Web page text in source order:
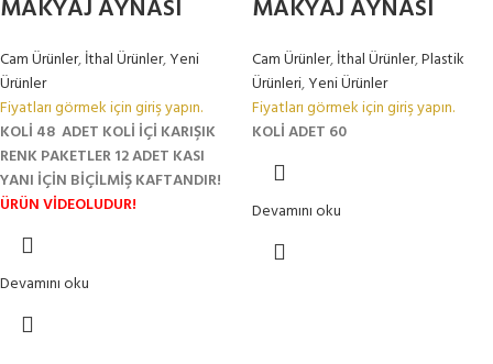
MAKYAJ AYNASI
Cam Ürünler,İthal Ürünler,Yeni
Ürünler
Fiyatları görmek için giriş yapın.
KOLİ 48 ADET KOLİ İÇİ KARIŞIK
RENK PAKETLER 12 ADET KASI
YANI İÇİN BİÇİLMİŞ KAFTANDIR!
ÜRÜN VİDEOLUDUR!
Devamını oku
MAKYAJ AYNASI
Cam Ürünler,İthal Ürünler,Plastik
Ürünleri,Yeni Ürünler
Fiyatları görmek için giriş yapın.
KOLİ ADET 60
Devamını oku